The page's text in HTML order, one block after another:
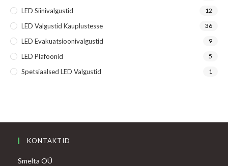
LED Siinivalgustid 12
LED Valgustid Kauplustesse 36
LED Evakuatsioonivalgustid 9
LED Plafoonid 5
Spetsiaalsed LED Valgustid 1
KONTAKTID
Smelta OÜ